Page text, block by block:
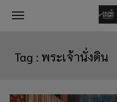
Tag : พระเจ้านั่งดิน